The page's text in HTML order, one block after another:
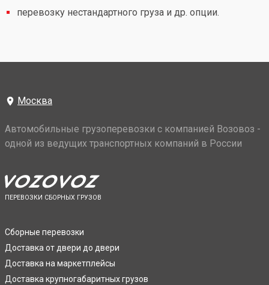
перевозку нестандартного груза и др. опции.
Москва
Автомобильные грузоперевозки с компанией Возовоз -
одной из ведущих транспортных компаний в России
ПЕРЕВОЗКИ СБОРНЫХ ГРУЗОВ
Сборные перевозки
Доставка от двери до двери
Доставка на маркетплейсы
Доставка крупногабаритных грузов